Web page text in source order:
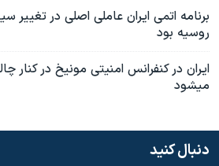
برنامه اتمی ايران عاملی اصلی در تغيير
روسيه بود
ايران در کنفرانس امنيتی مونيخ در
ميشود
دنبال کنید